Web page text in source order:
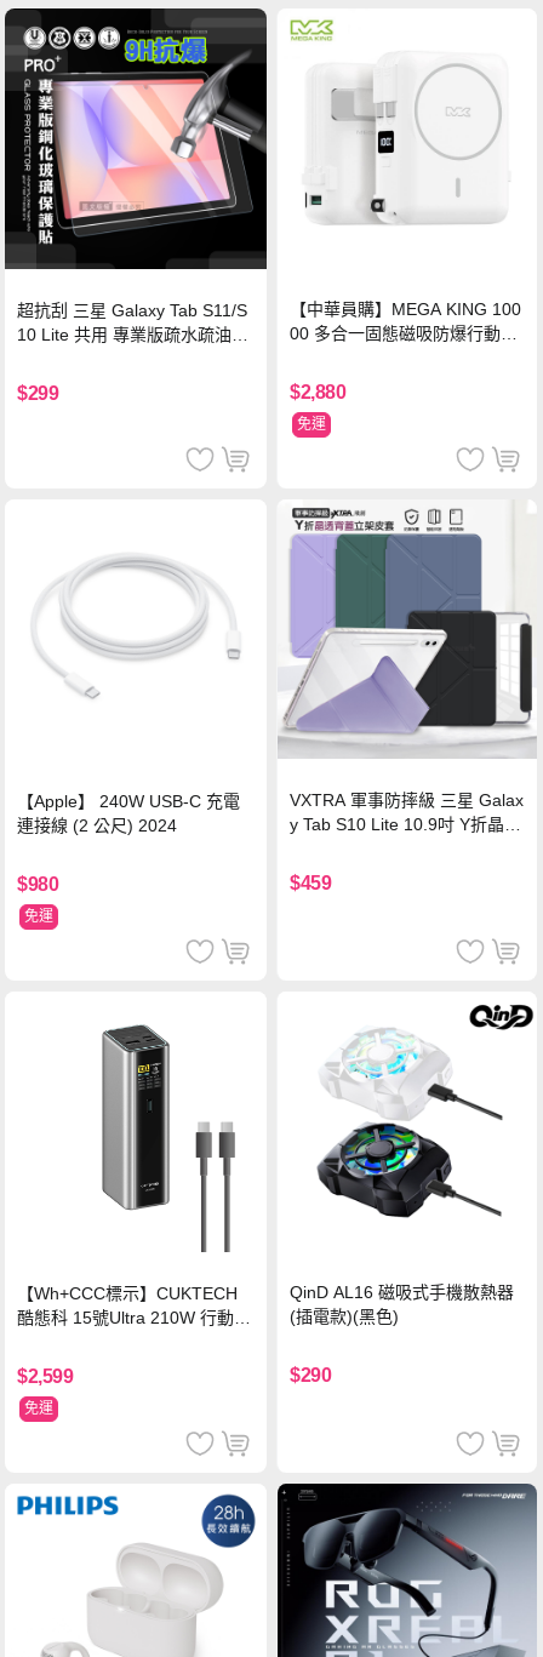
超抗刮 三星 Galaxy Tab S11/S
10 Lite 共用 專業版疏水疏油9H
$299
【中華員購】MEGA KING 100
00 多合一固態磁吸防爆行動電
$2,880
免運
【Apple】 240W USB-C 充電
連接線 (2 公尺) 2024
$980
免運
VXTRA 軍事防摔級 三星 Galax
y Tab S10 Lite 10.9吋 Y折晶透
$459
【Wh+CCC標示】CUKTECH
酷態科 15號Ultra 210W 行動電
$2,599
免運
QinD AL16 磁吸式手機散熱器
(插電款)(黑色)
$290